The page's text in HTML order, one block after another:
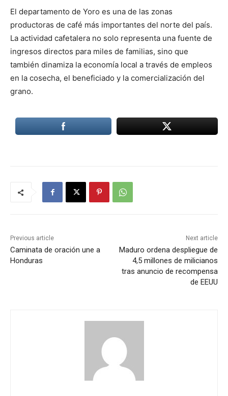
El departamento de Yoro es una de las zonas
productoras de café más importantes del norte del país.
La actividad cafetalera no solo representa una fuente de
ingresos directos para miles de familias, sino que
también dinamiza la economía local a través de empleos
en la cosecha, el beneficiado y la comercialización del
grano.
Previous article
Caminata de oración une a
Honduras
Next article
Maduro ordena despliegue de
4,5 millones de milicianos
tras anuncio de recompensa
de EEUU